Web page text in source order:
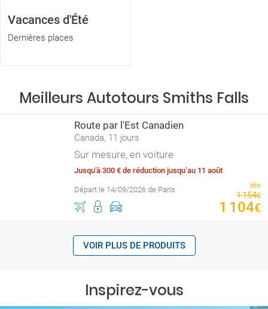
Vacances d'Été
Dernières places
Meilleurs Autotours Smiths Falls
Route par l'Est Canadien
Canada, 11 jours
Sur mesure, en voiture
Jusqu'à 300 € de réduction jusqu’au 11 août
Départ le 14/09/2026 de Paris dès
1154€
1 104€
VOIR PLUS DE PRODUITS
Inspirez-vous